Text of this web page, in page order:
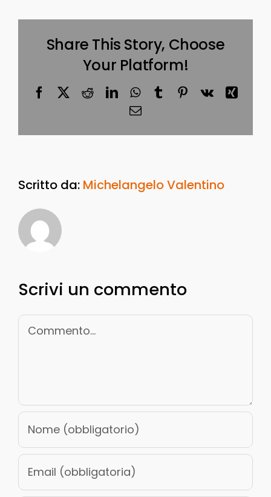
Share This Story, Choose
Your Platform!
FacebookRedditLinkedInWhatsApp
TumblrPinterest
Vk
Xing
Email
Scritto da: Michelangelo Valentino
Scrivi un commento
Commento